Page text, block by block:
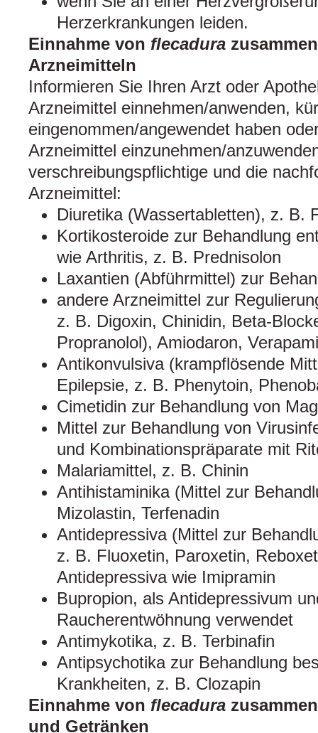
Herzerkrankungen leiden.
Einnahme von flecadura
Arzneimitteln
Informieren Sie Ihren Arzt oder
Arzneimittel einnehmen/anwenden,
eingenommen/angewendet haben
Arzneimittel einzunehmen/
verschreibungspflichtige und die
Arzneimittel:
Diuretika (Wassertabletten), z. B.
Kortikosteroide zur Behandlung
wie Arthritis, z. B. Prednisolon
Laxantien (Abführmittel) zur
andere Arzneimittel zur
z. B. Digoxin, Chinidin, Beta-
Propranolol), Amiodaron,
Antikonvulsiva (krampflösende
Epilepsie, z. B. Phenytoin,
Cimetidin zur Behandlung von
Mittel zur Behandlung von
und Kombinationspräparate mit
Malariamittel, z. B. Chinin
Antihistaminika (Mittel zur
Mizolastin, Terfenadin
Antidepressiva (Mittel zur
z. B. Fluoxetin, Paroxetin,
Antidepressiva wie Imipramin
Bupropion, als Antidepressivum
Raucherentwöhnung verwendet
Antimykotika, z. B. Terbinafin
Antipsychotika zur Behandlung
Krankheiten, z. B. Clozapin
Einnahme von flecadura
und Getränken